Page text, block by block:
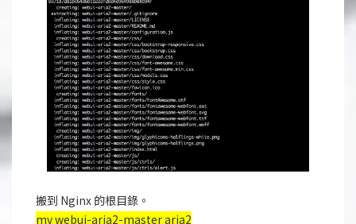
搬到 Nginx 的根目錄。
mv webui-aria2-master aria2